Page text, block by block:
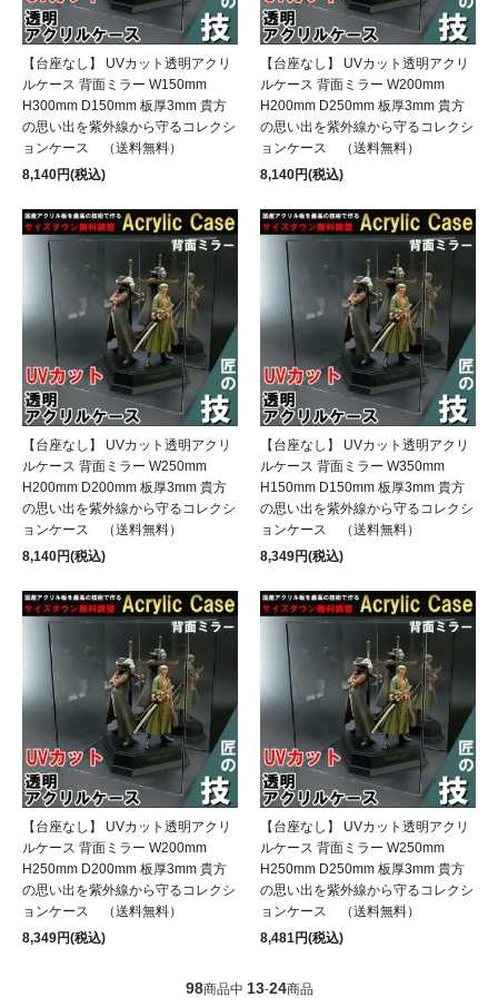
【台座なし】 UVカット透明アクリ
ルケース 背面ミラー W150mm
H300mm D150mm 板厚3mm 貴方
の思い出を紫外線から守るコレクシ
ョンケース （送料無料）
8,140円(税込)
【台座なし】 UVカット透明アクリ
ルケース 背面ミラー W200mm
H200mm D250mm 板厚3mm 貴方
の思い出を紫外線から守るコレクシ
ョンケース （送料無料）
8,140円(税込)
【台座なし】 UVカット透明アクリ
ルケース 背面ミラー W250mm
H200mm D200mm 板厚3mm 貴方
の思い出を紫外線から守るコレクシ
ョンケース （送料無料）
8,140円(税込)
【台座なし】 UVカット透明アクリ
ルケース 背面ミラー W350mm
H150mm D150mm 板厚3mm 貴方
の思い出を紫外線から守るコレクシ
ョンケース （送料無料）
8,349円(税込)
【台座なし】 UVカット透明アクリ
ルケース 背面ミラー W200mm
H250mm D200mm 板厚3mm 貴方
の思い出を紫外線から守るコレクシ
ョンケース （送料無料）
8,349円(税込)
【台座なし】 UVカット透明アクリ
ルケース 背面ミラー W250mm
H250mm D250mm 板厚3mm 貴方
の思い出を紫外線から守るコレクシ
ョンケース （送料無料）
8,481円(税込)
98商品中 13-24商品